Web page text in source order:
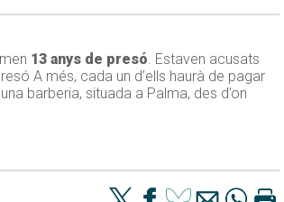
13 anys de presó. Estaven acusats
A més, cada un d’ells haurà de pagar
barberia, situada a Palma, des d’on